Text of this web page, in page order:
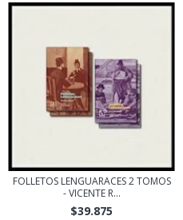
FOLLETOS LENGUARACES 2 TOMOS
- VICENTE R...
$39.875